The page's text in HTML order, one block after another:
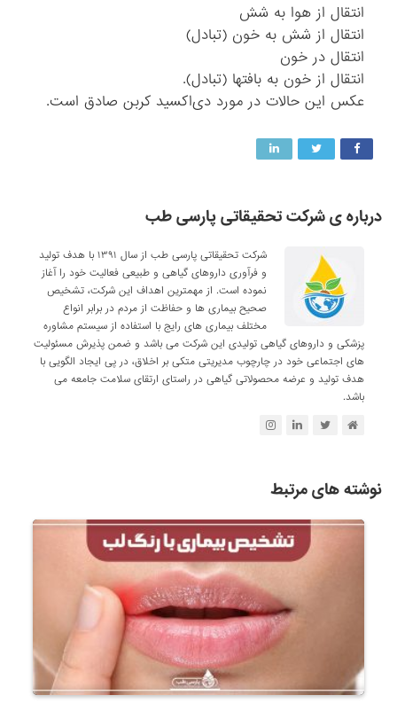
انتقال از هوا به شش
انتقال از شش به خون (تبادل)
انتقال در خون
انتقال از خون به بافتها (تبادل).
عکس این حالات در مورد دی‌اکسید کربن صادق است.
درباره ی شرکت تحقیقاتی پارسی طب
شرکت تحقیقاتی پارسی طب از سال ۱۳۹۱ با هدف تولید
و فرآوری داروهای گیاهی و طبیعی فعالیت خود را آغاز
نموده است. از مهمترین اهداف این شرکت، تشخیص
صحیح بیماری ها و حفاظت از مردم در برابر انواع
مختلف بیماری های رایج با استفاده از سیستم مشاوره
پزشکی و داروهای گیاهی تولیدی این شرکت می باشد و ضمن پذیرش مسئولیت
های اجتماعی خود در چارچوب مدیریتی متکی بر اخلاق، در پی ایجاد الگویی با
هدف تولید و عرضه محصولاتی گیاهی در راستای ارتقای سلامت جامعه می
باشد.
نوشته های مرتبط